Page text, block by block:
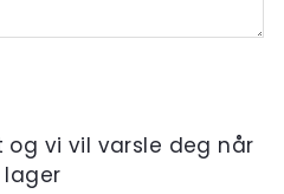
vi vil varsle deg når